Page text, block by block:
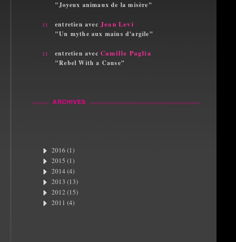
"Joyeux animaux de la misère"
:: entretien avec Jean Levi
"Un mythe aux mains d'argile"
:: entretien avec Camille Paglia
"Rebel With a Cause"
2016 (1)
2015 (1)
2014 (4)
2013 (13)
2012 (15)
2011 (4)